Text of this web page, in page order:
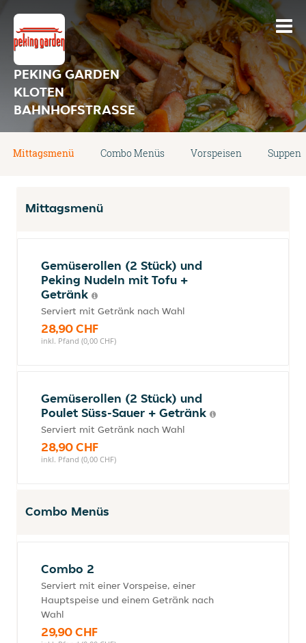
PEKING GARDEN
KLOTEN
BAHNHOFSTRASSE
Mittagsmenü Combo Menüs Vorspeisen Suppen
Mittagsmenü
Gemüserollen (2 Stück) und
Peking Nudeln mit Tofu +
Getränk
Serviert mit Getränk nach Wahl
28,90 CHF
inkl. Pfand (0,00 CHF)
Gemüserollen (2 Stück) und
Poulet Süss-Sauer + Getränk
Serviert mit Getränk nach Wahl
28,90 CHF
inkl. Pfand (0,00 CHF)
Combo Menüs
Combo 2
Serviert mit einer Vorspeise, einer
Hauptspeise und einem Getränk nach
Wahl
29,90 CHF